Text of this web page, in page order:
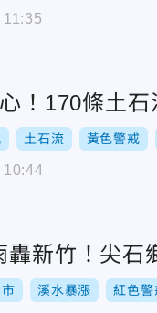
！170條土
土石流 黃色警戒
10:44
轟新竹！尖石
溪水暴漲 紅色警